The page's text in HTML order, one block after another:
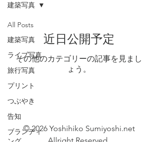
All Posts
建築写真
ライブ写真
旅行写真
プリント
つぶやき
告知
ブランディ
建築写真
近日公開予定
その他のカテゴリーの記事を見まし
ょう。
© 2026 Yoshihiko Sumiyoshi.net